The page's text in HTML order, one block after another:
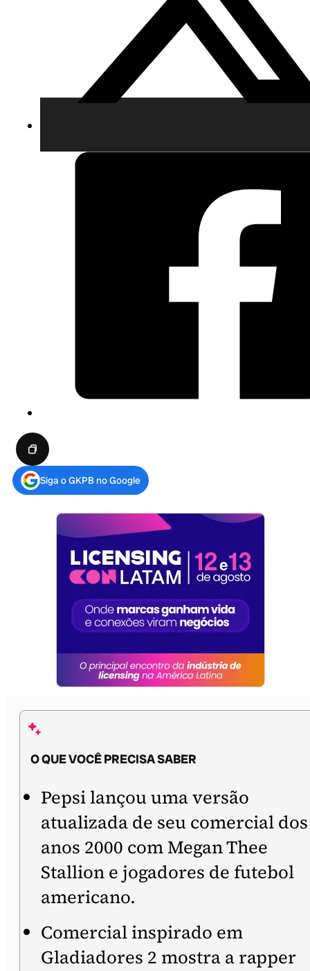
Siga o GKPB no Google
O QUE VOCÊ PRECISA SABER
Pepsi lançou uma versão
atualizada de seu comercial dos
anos 2000 com Megan Thee
Stallion e jogadores de futebol
americano.
Comercial inspirado em
Gladiadores 2 mostra a rapper